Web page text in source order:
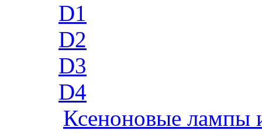
D1
D2
D3
D4
Ксеноновые лампы